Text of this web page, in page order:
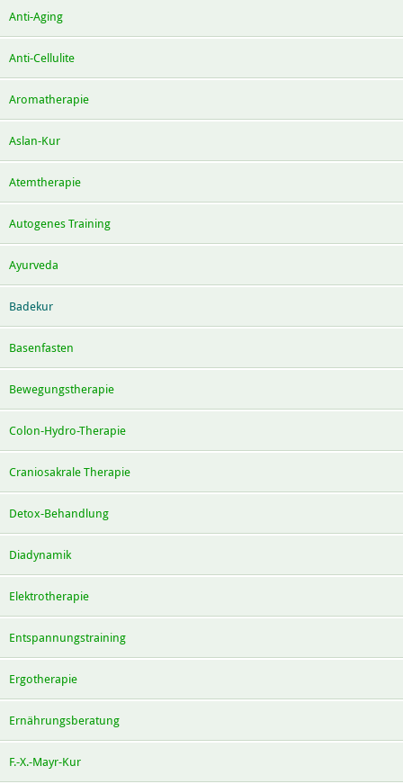
Anti-Aging
Anti-Cellulite
Aromatherapie
Aslan-Kur
Atemtherapie
Autogenes Training
Ayurveda
Badekur
Basenfasten
Bewegungstherapie
Colon-Hydro-Therapie
Craniosakrale Therapie
Detox-Behandlung
Diadynamik
Elektrotherapie
Entspannungstraining
Ergotherapie
Ernährungsberatung
F.-X.-Mayr-Kur